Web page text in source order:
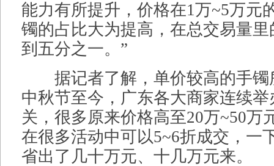
能力有所提升，价格在1万~5万元
镯的占比大为提高，在总交易量
到五分之一。”
据记者了解，单价较高的手镯
中秋节至今，广东各大商家连续
关，很多原来价格高至20万~50万
在很多活动中可以5~6折成交，一
省出了几十万元、十几万元来。